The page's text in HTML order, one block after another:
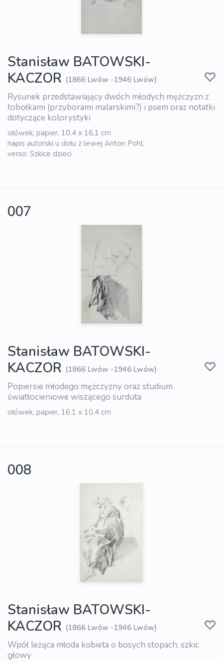
Stanisław BATOWSKI-
KACZOR (1866 Lwów -1946 Lwów)
Rysunek przedstawiający dwóch młodych mężczyzn z
tobołkami (przyborami malarskimi?) i psem oraz notatki
dotyczące kolorystyki
ołówek, papier, 10,4 x 16,1 cm
napis autorski u dołu z lewej Anton Pohl;
verso: Szkice dzieci
007
Stanisław BATOWSKI-
KACZOR (1866 Lwów -1946 Lwów)
Popiersie młodego mężczyzny oraz studium
światłocieniowe wiszącego surduta
ołówek, papier, 16,1 x 10,4 cm
008
Stanisław BATOWSKI-
KACZOR (1866 Lwów -1946 Lwów)
Wpół leżąca młoda kobieta o bosych stopach, szkic
głowy